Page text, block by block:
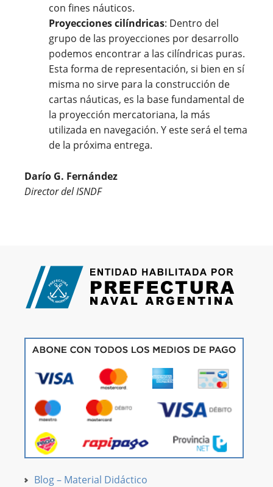
con fines náuticos.
Proyecciones cilíndricas: Dentro del
grupo de las proyecciones por desarrollo
podemos encontrar a las cilíndricas puras.
Esta forma de representación, si bien en sí
misma no sirve para la construcción de
cartas náuticas, es la base fundamental de
la proyección mercatoriana, la más
utilizada en navegación. Y este será el tema
de la próxima entrega.
Darío G. Fernández
Director del ISNDF
Blog – Material Didáctico